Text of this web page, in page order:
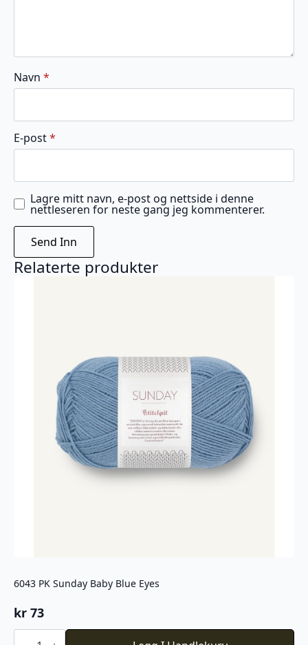
Navn *
E-post*
Lagre mitt navn, e-post og nettside i denne
nettleseren for neste gang jeg kommenterer.
Relaterte produkter
6043 PK Sunday Baby Blue Eyes
kr 73
6043